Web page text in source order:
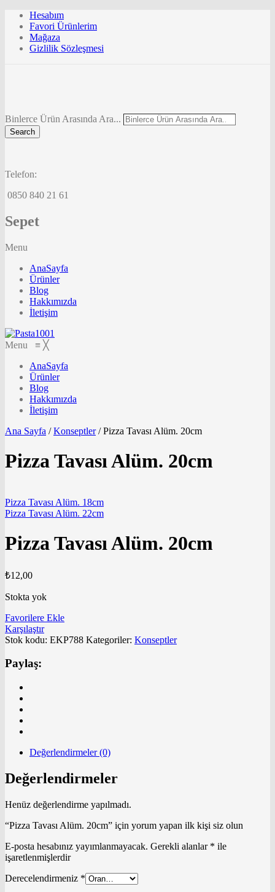
Hesabım
Favori Ürünlerim
Mağaza
Gizlilik Sözleşmesi
Binlerce Ürün Arasında Ara...
Search
Telefon:
0850 840 21 61
Sepet
Menu
AnaSayfa
Ürünler
Blog
Hakkımızda
İletişim
Menu ≡ ╳
AnaSayfa
Ürünler
Blog
Hakkımızda
İletişim
Ana Sayfa / Konseptler /Pizza Tavası Alüm. 20cm
Pizza Tavası Alüm. 20cm
Pizza Tavası Alüm. 18cm
Pizza Tavası Alüm. 22cm
Pizza Tavası Alüm. 20cm
₺12,00
Stokta yok
Favorilere Ekle
Karşılaştır
Stok kodu: EKP788 Kategoriler: Konseptler
Paylaş:
Değerlendirmeler (0)
Değerlendirmeler
Henüz değerlendirme yapılmadı.
“Pizza Tavası Alüm. 20cm” için yorum yapan ilk kişi siz olun
E-posta hesabınız yayımlanmayacak. Gerekli alanlar * ile
işaretlenmişlerdir
Derecelendirmeniz *